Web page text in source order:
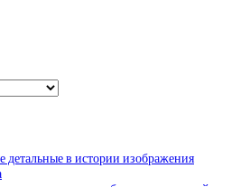
в истории изображения